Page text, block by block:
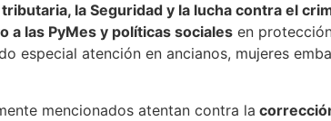
la Seguridad y la lucha contra el
a las PyMes y políticas sociales en
especial atención en ancianos, mujeres
mencionados atentan contra la